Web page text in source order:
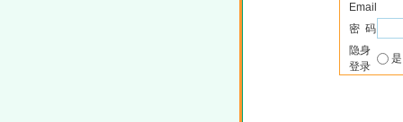
Email
密 码
隐身
登录